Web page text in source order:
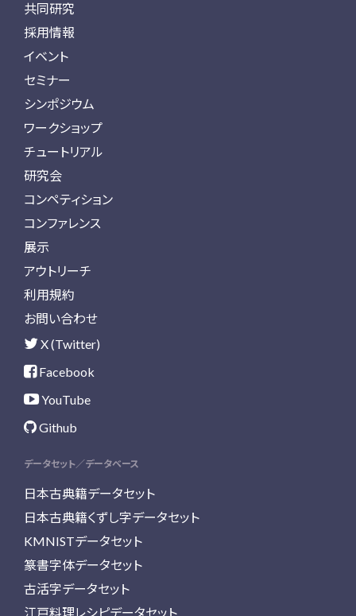
共同研究
採用情報
イベント
セミナー
シンポジウム
ワークショップ
チュートリアル
研究会
コンペティション
コンファレンス
展示
アウトリーチ
利用規約
お問い合わせ
X (Twitter)
Facebook
YouTube
Github
データセット／データベース
日本古典籍データセット
日本古典籍くずし字データセット
KMNISTデータセット
篆書字体データセット
古活字データセット
江戸料理レシピデータセット